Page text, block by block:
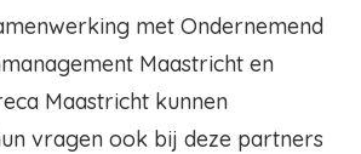
met Ondernemend
Maastricht en
Maastricht kunnen
vragen ook bij deze partners